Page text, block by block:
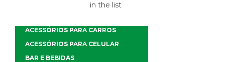
in the list
ACESSÓRIOS PARA CARROS
ACESSÓRIOS PARA CELULAR
BAR E BEBIDAS